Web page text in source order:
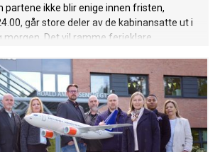
partene ikke blir enige innen fristen,
går store deler av de kabinansatte ut i
morgen. Det vil ramme ferieklare